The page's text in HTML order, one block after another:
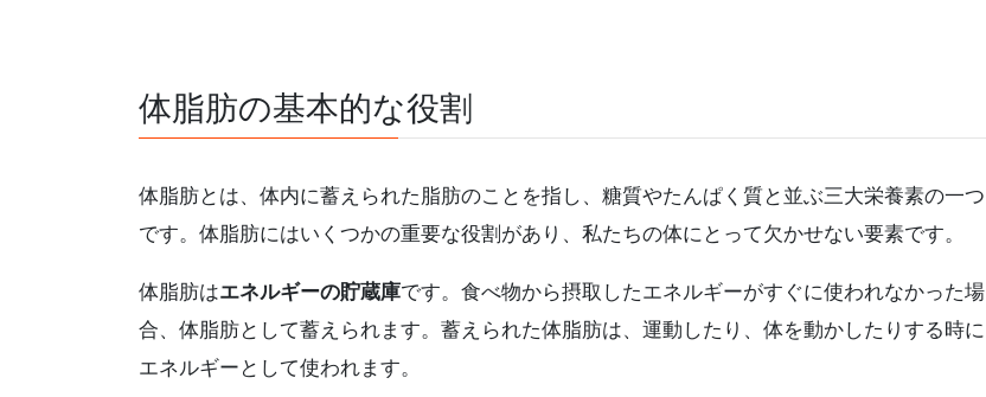
体脂肪の基本的な役割
体脂肪とは、体内に蓄えられた脂肪のことを指し、糖質やたんぱく質と並ぶ三大栄養素の一つ
です。体脂肪にはいくつかの重要な役割があり、私たちの体にとって欠かせない要素です。
体脂肪はエネルギーの貯蔵庫です。食べ物から摂取したエネルギーがすぐに使われなかった場
合、体脂肪として蓄えられます。蓄えられた体脂肪は、運動したり、体を動かしたりする時に
エネルギーとして使われます。